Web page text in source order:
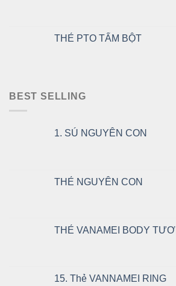
THẺ PTO TẨM BỘT
BEST SELLING
1. SÚ NGUYÊN CON
THẺ NGUYÊN CON
THẺ VANAMEI BODY TƯƠI
15. Thẻ VANNAMEI RING